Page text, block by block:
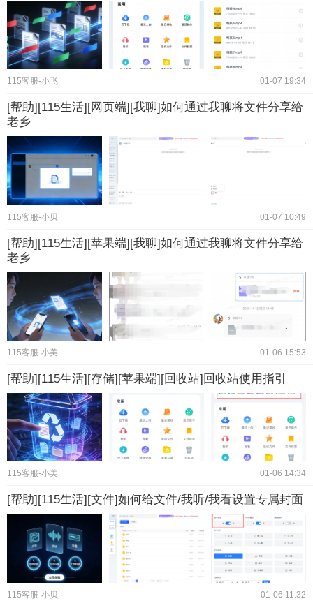
115客服-小飞 01-07 19:34
[帮助][115生活][网页端][我聊]如何通过我聊将文件分享给
老乡
115客服-小贝 01-07 10:49
[帮助][115生活][苹果端][我聊]如何通过我聊将文件分享给
老乡
115客服-小美 01-06 15:53
[帮助][115生活][存储][苹果端][回收站]回收站使用指引
115客服-小美 01-06 14:34
[帮助][115生活][文件]如何给文件/我听/我看设置专属封面
115客服-小贝 01-06 11:32